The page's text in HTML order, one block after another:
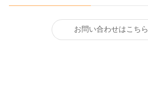
お問い合わせはこちら